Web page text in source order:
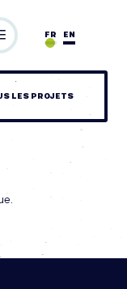
EN
FR
LES PROJETS